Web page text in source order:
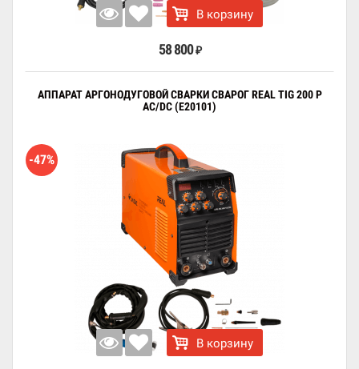
В корзину
58 800 ₽
АППАРАТ АРГОНОДУГОВОЙ СВАРКИ СВАРОГ REAL TIG 200 P
AC/DC (E20101)
-47%
В корзину